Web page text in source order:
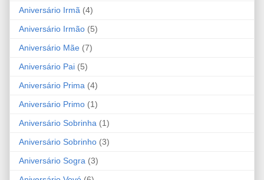
Aniversário Irmã (4)
Aniversário Irmão (5)
Aniversário Mãe (7)
Aniversário Pai (5)
Aniversário Prima (4)
Aniversário Primo (1)
Aniversário Sobrinha (1)
Aniversário Sobrinho (3)
Aniversário Sogra (3)